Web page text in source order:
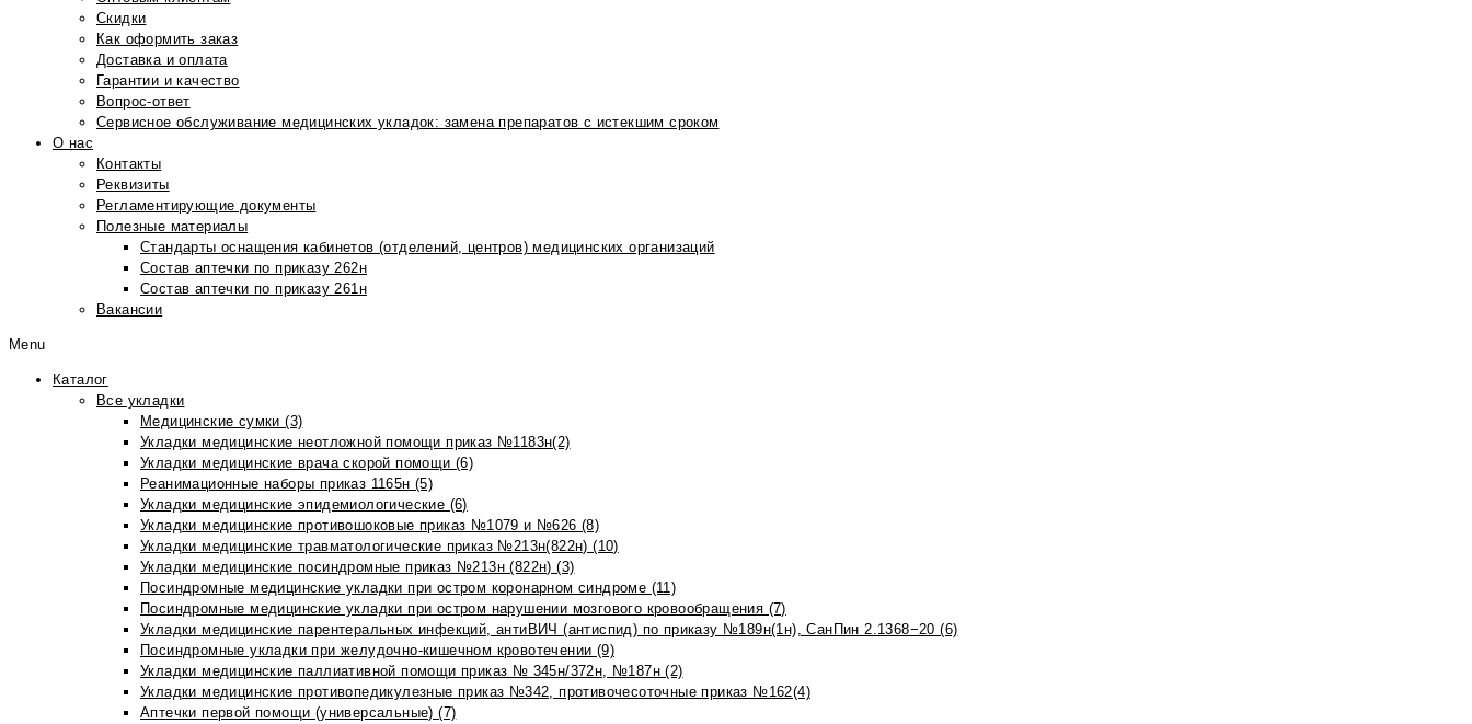
Скидки
Как оформить заказ
Доставка и оплата
Гарантии и качество
Вопрос-ответ
Сервисное обслуживание медицинских укладок: замена препаратов с истекшим сроком
О нас
Контакты
Реквизиты
Регламентирующие документы
Полезные материалы
Стандарты оснащения кабинетов (отделений, центров) медицинских организаций
Состав аптечки по приказу 262н
Состав аптечки по приказу 261н
Вакансии
Menu
Каталог
Все укладки
Медицинские сумки (3)
Укладки медицинские неотложной помощи приказ №1183н(2)
Укладки медицинские врача скорой помощи (6)
Реанимационные наборы приказ 1165н (5)
Укладки медицинские эпидемиологические (6)
Укладки медицинские противошоковые приказ №1079 и №626 (8)
Укладки медицинские травматологические приказ №213н(822н) (10)
Укладки медицинские посиндромные приказ №213н (822н) (3)
Посиндромные медицинские укладки при остром коронарном синдроме (11)
Посиндромные медицинские укладки при остром нарушении мозгового кровообращения (7)
Укладки медицинские парентеральных инфекций, антиВИЧ (антиспид) по приказу №189н(1н), СанПин 2.1368−20 (6)
Посиндромные укладки при желудочно-кишечном кровотечении (9)
Укладки медицинские паллиативной помощи приказ № 345н/372н, №187н (2)
Укладки медицинские противопедикулезные приказ №342, противочесоточные приказ №162(4)
Аптечки первой помощи (универсальные) (7)